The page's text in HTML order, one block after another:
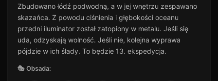
Zbudowano łódź podwodną, ​​a w jej wnętrzu zespawano
skazańca. Z powodu ciśnienia i głębokości oceanu
przedni iluminator został zatopiony w metalu. Jeśli się
uda, odzyskają wolność. Jeśli nie, kolejna wyprawa
pójdzie w ich ślady. To będzie 13. ekspedycja.
🎭 Obsada: